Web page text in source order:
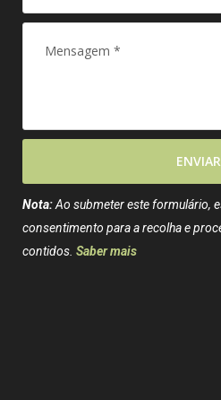
Nota:Ao submeter este formulário,
consentimento para a recolha e
contidos. Saber mais